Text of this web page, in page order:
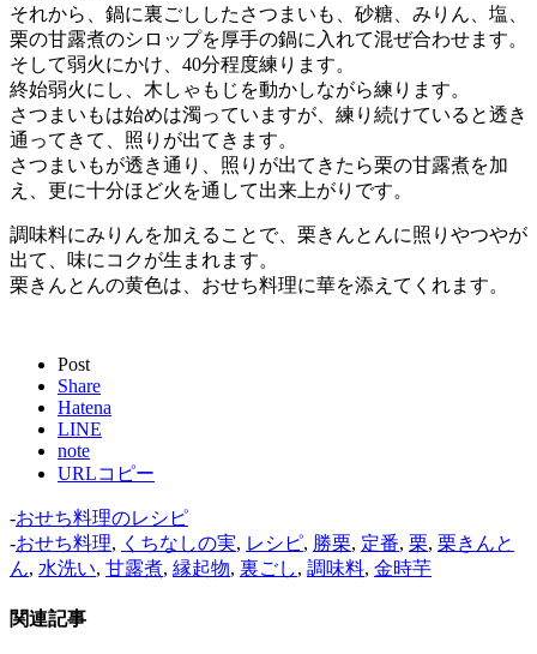
それから、鍋に裏ごししたさつまいも、砂糖、みりん、塩、
栗の甘露煮のシロップを厚手の鍋に入れて混ぜ合わせます。
そして弱火にかけ、40分程度練ります。
終始弱火にし、木しゃもじを動かしながら練ります。
さつまいもは始めは濁っていますが、練り続けていると透き
通ってきて、照りが出てきます。
さつまいもが透き通り、照りが出てきたら栗の甘露煮を加
え、更に十分ほど火を通して出来上がりです。
調味料にみりんを加えることで、栗きんとんに照りやつやが
出て、味にコクが生まれます。
栗きんとんの黄色は、おせち料理に華を添えてくれます。
Post
Share
Hatena
LINE
note
URLコピー
-おせち料理のレシピ
-おせち料理, くちなしの実, レシピ, 勝栗, 定番, 栗, 栗きんと
ん, 水洗い, 甘露煮, 縁起物, 裏ごし, 調味料, 金時芋
関連記事